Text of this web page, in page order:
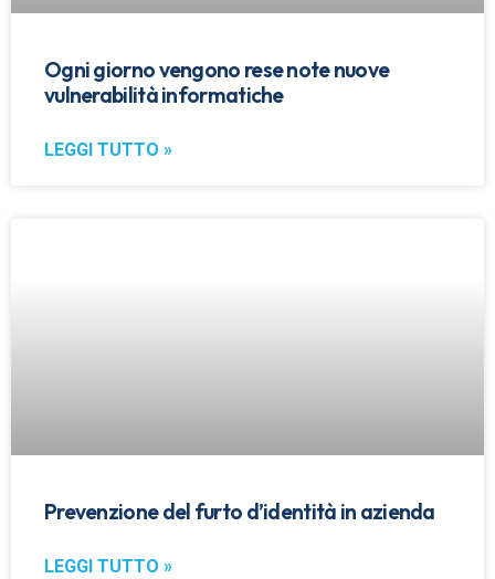
Ogni giorno vengono rese note nuove
vulnerabilità informatiche
LEGGI TUTTO »
Prevenzione del furto d’identità in azienda
LEGGI TUTTO »